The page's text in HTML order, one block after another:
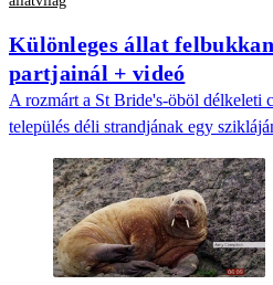
Különleges állat
partjainál + videó
A rozmárt a St Bride's-öböl délkeleti
település déli strandjának egy